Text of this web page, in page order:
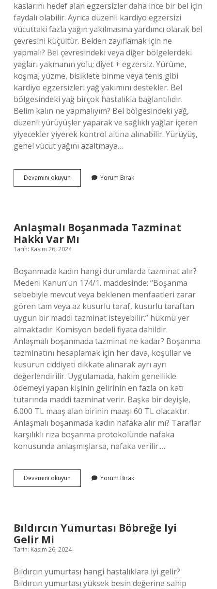
kaslarını hedef alan egzersizler daha ince bir bel için
faydalı olabilir. Ayrıca düzenli kardiyo egzersizi
vücuttaki fazla yağın yakılmasına yardımcı olarak bel
çevresini küçültür. Belden zayıflamak için ne
yapmalı? Bel çevresindeki veya diğer bölgelerdeki
yağları yakmanın yolu; diyet + egzersiz. Yürüme,
koşma, yüzme, bisiklete binme veya tenis gibi
kardiyo egzersizleri yağ yakımını destekler. Bel
bölgesindeki yağ birçok hastalıkla bağlantılıdır.
Belim kalın ne yapmalıyım? Bel bölgesindeki yağ,
düzenli yürüyüşler yaparak ve sağlıklı yağlar içeren
yiyecekler yiyerek kontrol altına alınabilir. Yürüyüş,
genel vücut yağını azaltmaya…
Devamını okuyun
Ince
Yorum Bırak
Anlaşmalı Boşanmada Tazminat
Hakkı Var Mı
Tarih: Kasım 26, 2024
Boşanmada kadın hangi durumlarda tazminat alır?
Medeni Kanun’un 174/1. maddesinde: “Boşanma
sebebiyle mevcut veya beklenen menfaatleri zarar
gören tam veya az kusurlu taraf, kusurlu taraftan
uygun bir maddi tazminat isteyebilir.” hükmü yer
almaktadır. Komisyon bedeli fiyata dahildir.
Anlaşmalı boşanmada tazminat ne kadar? Boşanma
tazminatını hesaplamak için her dava, koşullar ve
kusurun ciddiyeti dikkate alınarak ayrı ayrı
değerlendirilir. Uygulamada, hakim genellikle
ödemeyi yapan kişinin gelirinin en fazla on katı
tutarında maddi tazminat verir. Başka bir deyişle,
6.000 TL maaş alan birinin maaşı 60 TL olacaktır.
Anlaşmalı boşanmada kadın nafaka alır mı? Taraflar
karşılıklı rıza boşanma protokolünde nafaka
konusunda anlaşmışlarsa, nafaka verilir.…
Devamını okuyun Anlaşmalı
Boşanmada
Yorum Bırak
Bıldırcın Yumurtası Böbreğe Iyi
Gelir Mi
Tarih: Kasım 26, 2024
Bıldırcın yumurtası hangi hastalıklara iyi gelir?
Bıldırcın yumurtası yüksek besin değerine sahip